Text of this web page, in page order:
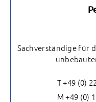
Sachverständige für
T +49 (0)
M +49 (0)